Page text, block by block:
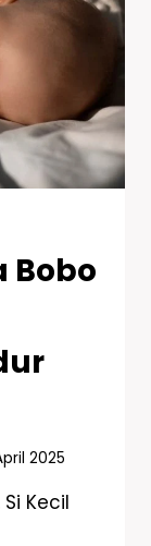
Bobo
2025
Kecil